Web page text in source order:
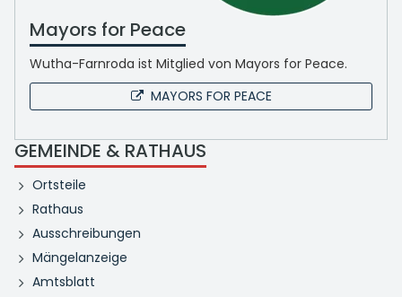
Mayors for Peace
Wutha-Farnroda ist Mitglied von Mayors for Peace.
MAYORS FOR PEACE
GEMEINDE & RATHAUS
Ortsteile
Rathaus
Ausschreibungen
Mängelanzeige
Amtsblatt